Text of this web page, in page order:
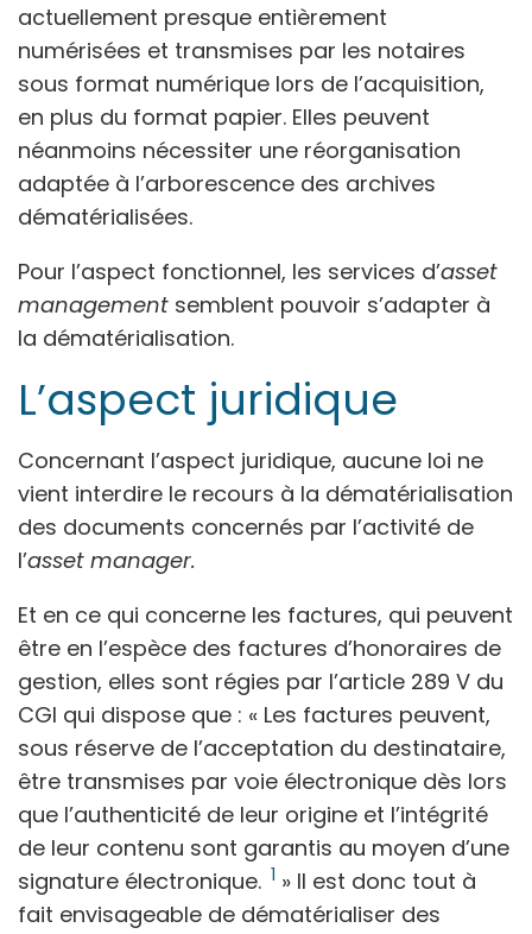
actuellement presque entièrement
numérisées et transmises par les notaires
sous format numérique lors de l’acquisition,
en plus du format papier. Elles peuvent
néanmoins nécessiter une réorganisation
adaptée à l’arborescence des archives
dématérialisées.
Pour l’aspect fonctionnel, les services d’asset
management semblent pouvoir s’adapter à
la dématérialisation.
L’aspect juridique
Concernant l’aspect juridique, aucune loi ne
vient interdire le recours à la dématérialisation
des documents concernés par l’activité de
l’asset manager.
Et en ce qui concerne les factures, qui peuvent
être en l’espèce des factures d’honoraires de
gestion, elles sont régies par l’article 289 V du
CGI qui dispose que : « Les factures peuvent,
sous réserve de l’acceptation du destinataire,
être transmises par voie électronique dès lors
que l’authenticité de leur origine et l’intégrité
de leur contenu sont garantis au moyen d’une
signature électronique. 1 » Il est donc tout à
fait envisageable de dématérialiser des